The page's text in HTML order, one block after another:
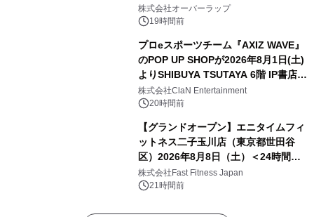
株式会社オーバーラップ
19時間前
プロeスポーツチーム『AXIZ WAVE』
のPOP UP SHOPが2026年8月1日(土)
よりSHIBUYA TSUTAYA 6階 IP書店で
開催決定！！
株式会社ClaN Entertainment
20時間前
【グランドオープン】エニタイムフィ
ットネス二子玉川店（東京都世田谷
区）2026年8月8日（土）＜24時間年
中無休のフィットネスジム＞
株式会社Fast Fitness Japan
21時間前